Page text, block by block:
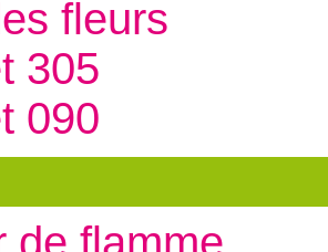
fleurs
305
090
de flamme